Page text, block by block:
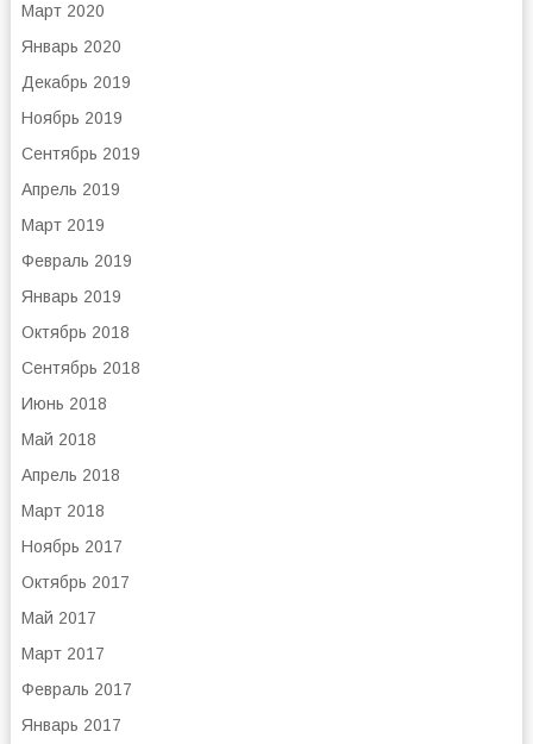
Март 2020
Январь 2020
Декабрь 2019
Ноябрь 2019
Сентябрь 2019
Апрель 2019
Март 2019
Февраль 2019
Январь 2019
Октябрь 2018
Сентябрь 2018
Июнь 2018
Май 2018
Апрель 2018
Март 2018
Ноябрь 2017
Октябрь 2017
Май 2017
Март 2017
Февраль 2017
Январь 2017